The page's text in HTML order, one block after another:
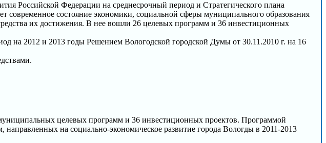
Российской Федерации на среднесрочный период и Стратегического плана
современное состояние экономики, социальной сферы муниципального образования
их достижения. В нее вошли 26 целевых программ и 36 инвестиционных
на 2012 и 2013 годы Решением Вологодской городской Думы от 30.11.2010 г. на 16
целевых программ и 36 инвестиционных проектов. Программой
на социально-экономическое развитие города Вологды в 2011-2013